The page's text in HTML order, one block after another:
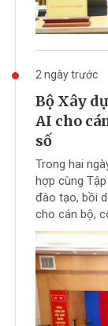
2 ngày trước
Bộ Xây
AI cho
số
Trong hai
hợp cùng
đào tạo, bồi
cho cán bộ,